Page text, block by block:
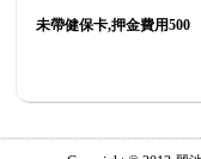
未帶健保卡,押金費用500